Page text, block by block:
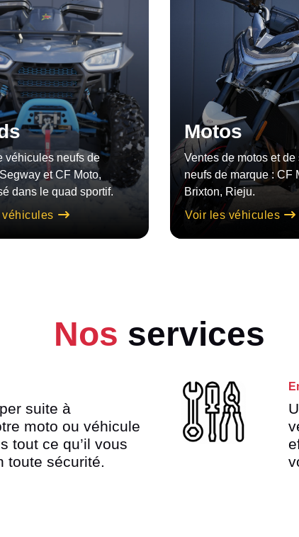
véhicules neufs de
et CF Moto,
dans le quad sportif.
Motos
Ventes de motos et de
neufs de marque : CF
Brixton, Rieju.
Voir les véhicules
Nos services
suite à
moto ou véhicule
tout ce qu’il vous
toute sécurité.